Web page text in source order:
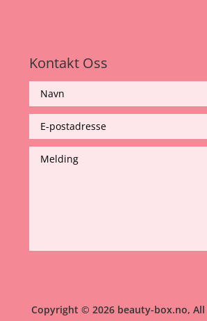
Kontakt Oss
Copyright © 2026 beauty-box.no,